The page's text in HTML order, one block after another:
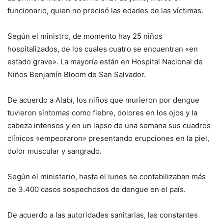
funcionario, quien no precisó las edades de las víctimas.
Según el ministro, de momento hay 25 niños
hospitalizados, de los cuales cuatro se encuentran «en
estado grave». La mayoría están en Hospital Nacional de
Niños Benjamín Bloom de San Salvador.
De acuerdo a Alabí, los niños que murieron por dengue
tuvieron síntomas como fiebre, dolores en los ojos y la
cabeza intensos y en un lapso de una semana sus cuadros
clínicos «empeoraron» presentando erupciones en la piel,
dolor muscular y sangrado.
Según el ministerio, hasta el lunes se contabilizaban más
de 3.400 casos sospechosos de dengue en el país.
De acuerdo a las autoridades sanitarias, las constantes